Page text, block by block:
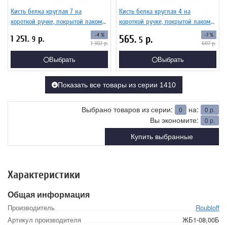
Кисть белка круглая 7 на
короткой ручке, покрытой лаком
1 251. 9 р. -4 %
1 302р.
Выбрать
Кисть белка круглая 4 на
короткой ручке, покрытой лаком
565. 5 р. -7 %
607р.
Выбрать
Показать все товары из серии 1410
Выбрано товаров из серии: 0 на: 0 р.
Вы экономите: 0 р.
Купить выбранные
Характеристики
Общая информация
Производитель
Roubloff
Артикул производителя
ЖБ1-08,00Б